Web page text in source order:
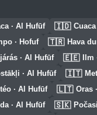
· Al Hufūf 🇮🇩
· Hofuf 🇹🇷 Hava
· Al Hufūf 🇪🇪
· Al Hufūf 🇮🇹
· Al Hufūf 🇱🇹 Oras
· Al Hufūf 🇸🇰